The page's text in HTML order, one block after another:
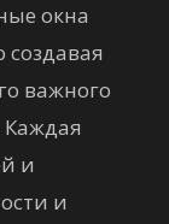
окна
создавая
важного
и
и